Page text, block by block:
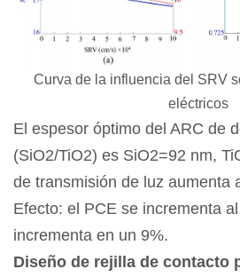
Curva de la influencia del SRV
eléctricos
El espesor óptimo del ARC de
(SiO2/TiO2) es SiO2=92 nm,
de transmisión de luz aumenta
Efecto: el PCE se incrementa
incrementa en un 9%.
Diseño de rejilla de contacto